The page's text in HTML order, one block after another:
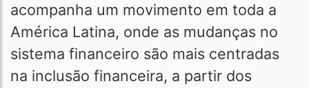
acompanha um movimento em toda a
América Latina, onde as mudanças no
sistema financeiro são mais centradas
na inclusão financeira, a partir dos